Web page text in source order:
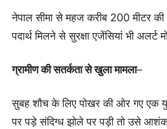
नेपाल सीमा से महज करीब 200 मीटर
पदार्थ मिलने से सुरक्षा एजेंसियां भी अलर्ट
ग्रामीण की सतर्कता से खुला मामला–
सुबह शौच के लिए पोखर की ओर गए एक
पर पड़े संदिग्ध झोले पर पड़ी तो उसे